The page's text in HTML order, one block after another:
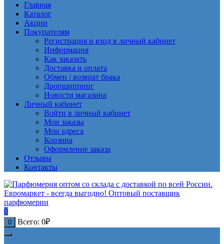
Главная
Каталог
Акции
Покупателям
Регистрация и вход в личный кабинет
Информация
Как заказать
Доставка и оплата
Обмен / возврат брака
Дропшиппинг
Новости магазина
Личный кабинет
Войти в личный кабинет
Мои заказы
Мои адреса
Корзина
Оформление заказа
Отзывы
Контакты
0
0 Всего: 0₽